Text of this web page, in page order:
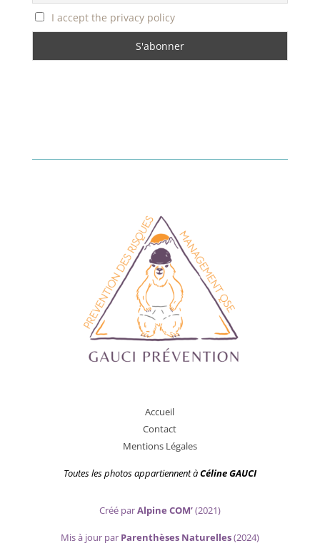
I accept the privacy policy
Accueil
Contact
Mentions Légales
Toutes les photos appartiennentàCéline GAUCI
Créé parAlpine COM’(2021)
Misà jour par Parenthèses Naturelles(2024)